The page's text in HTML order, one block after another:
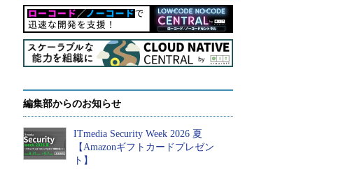
編集部からのお知らせ
ITmedia Security Week 2026 夏
【Amazonギフトカードプレゼン
ト】